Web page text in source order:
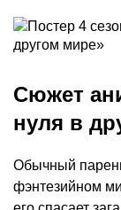
Сюжет
нуля в
Обычный
фэнтезийном